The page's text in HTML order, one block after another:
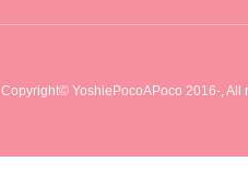
Copyright© YoshiePocoAPoco 2016-, All